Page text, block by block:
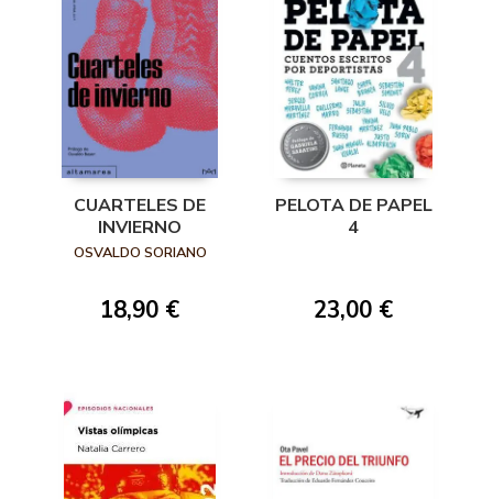
CUARTELES DE
INVIERNO
OSVALDO SORIANO
18,90 €
PELOTA DE PAPEL
4
23,00 €